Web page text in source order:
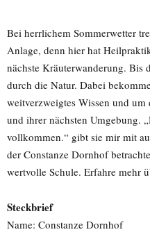
Bei herrlichem Sommerwetter
Anlage, denn hier hat
nächste Kräuterwanderung. Bis
durch die Natur. Dabei
weitverzweigtes Wissen und um
und ihrer nächsten Umgebung.
vollkommen.“ gibt sie mir mit
der Constanze Dornhof
wertvolle Schule. Erfahre mehr
Steckbrief
Name: Constanze Dornhof